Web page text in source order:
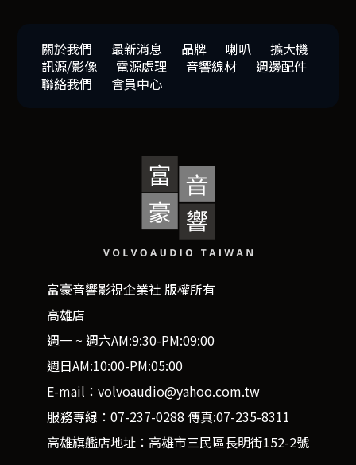
關於我們 最新消息 品牌 喇叭
擴大機
訊源/影像
電源處理 音響線材
週邊配件
聯絡我們
會員中心
富豪音響影視企業社 版權所有
高雄店
週一 ~ 週六AM:9:30-PM:09:00
週日AM:10:00-PM:05:00
E-mail：volvoaudio@yahoo.com.tw
服務專線：07-237-0288 傳真:07-235-8311
高雄旗艦店地址：高雄市三民區長明街152-2號